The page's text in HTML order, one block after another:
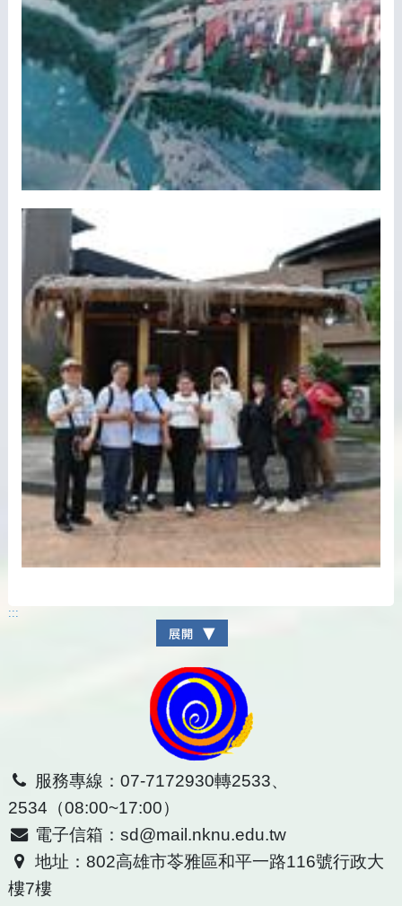
:::
服務專線：07-7172930轉2533、
2534（08:00~17:00）
電子信箱：sd@mail.nknu.edu.tw
地址：802高雄市苓雅區和平一路116號行政大
樓7樓